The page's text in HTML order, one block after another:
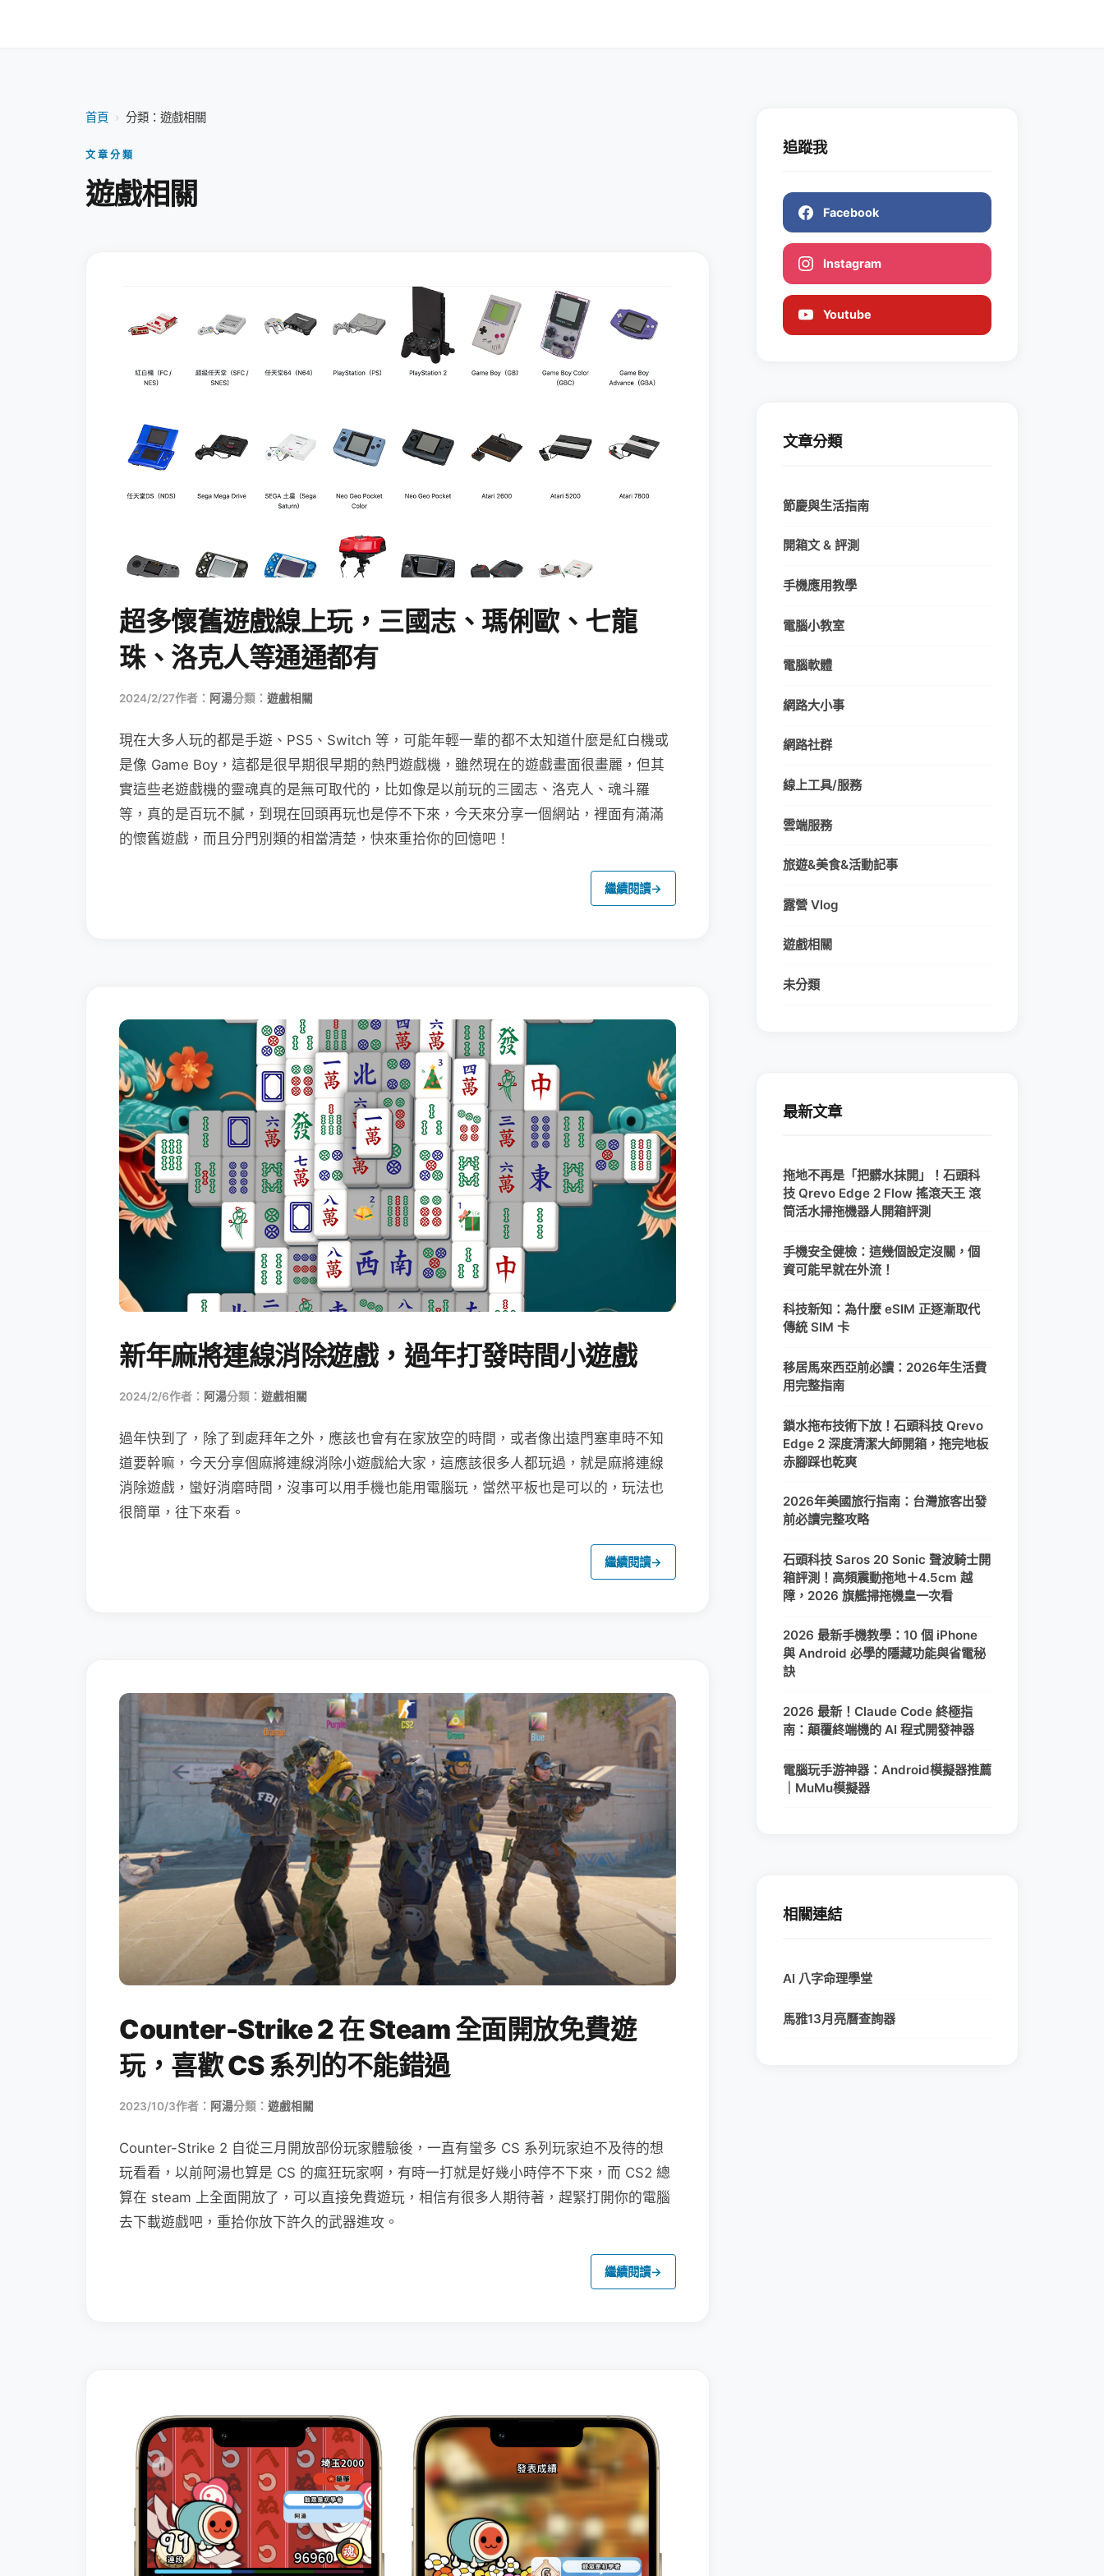
首頁 › 分類：遊戲相關
文章分類
遊戲相關
超多懷舊遊戲線上玩，三國志、瑪俐歐、七龍
珠、洛克人等通通都有
2024/2/27作者： 阿湯分類： 遊戲相關
現在大多人玩的都是手遊、PS5、Switch 等，可能年輕一輩的都不太知道什麼是紅白機或
是像 Game Boy，這都是很早期很早期的熱門遊戲機，雖然現在的遊戲畫面很畫麗，但其
實這些老遊戲機的靈魂真的是無可取代的，比如像是以前玩的三國志、洛克人、魂斗羅
等，真的是百玩不膩，到現在回頭再玩也是停不下來，今天來分享一個網站，裡面有滿滿
的懷舊遊戲，而且分門別類的相當清楚，快來重拾你的回憶吧！
繼續閱讀→
新年麻將連線消除遊戲，過年打發時間小遊戲
2024/2/6作者： 阿湯分類： 遊戲相關
過年快到了，除了到處拜年之外，應該也會有在家放空的時間，或者像出遠門塞車時不知
道要幹嘛，今天分享個麻將連線消除小遊戲給大家，這應該很多人都玩過，就是麻將連線
消除遊戲，蠻好消磨時間，沒事可以用手機也能用電腦玩，當然平板也是可以的，玩法也
很簡單，往下來看。
繼續閱讀→
Counter-Strike 2 在 Steam 全面開放免費遊
玩，喜歡 CS 系列的不能錯過
2023/10/3作者： 阿湯分類： 遊戲相關
Counter-Strike 2 自從三月開放部份玩家體驗後，一直有蠻多 CS 系列玩家迫不及待的想
玩看看，以前阿湯也算是 CS 的瘋狂玩家啊，有時一打就是好幾小時停不下來，而 CS2 總
算在 steam 上全面開放了，可以直接免費遊玩，相信有很多人期待著，趕緊打開你的電腦
去下載遊戲吧，重拾你放下許久的武器進攻。
繼續閱讀→
追蹤我
Facebook
Instagram
Youtube
文章分類
節慶與生活指南
開箱文 & 評測
手機應用教學
電腦小教室
電腦軟體
網路大小事
網路社群
線上工具/服務
雲端服務
旅遊&美食&活動記事
露營 Vlog
遊戲相關
未分類
最新文章
拖地不再是「把髒水抹開」！石頭科
技 Qrevo Edge 2 Flow 搖滾天王 滾
筒活水掃拖機器人開箱評測
手機安全健檢：這幾個設定沒關，個
資可能早就在外流！
科技新知：為什麼 eSIM 正逐漸取代
傳統 SIM 卡
移居馬來西亞前必讀：2026年生活費
用完整指南
鎖水拖布技術下放！石頭科技 Qrevo
Edge 2 深度清潔大師開箱，拖完地板
赤腳踩也乾爽
2026年美國旅行指南：台灣旅客出發
前必讀完整攻略
石頭科技 Saros 20 Sonic 聲波騎士開
箱評測！高頻震動拖地＋4.5cm 越
障，2026 旗艦掃拖機皇一次看
2026 最新手機教學：10 個 iPhone
與 Android 必學的隱藏功能與省電秘
訣
2026 最新！Claude Code 終極指
南：顛覆終端機的 AI 程式開發神器
電腦玩手游神器：Android模擬器推薦
｜MuMu模擬器
相關連結
AI 八字命理學堂
馬雅13月亮曆查詢器